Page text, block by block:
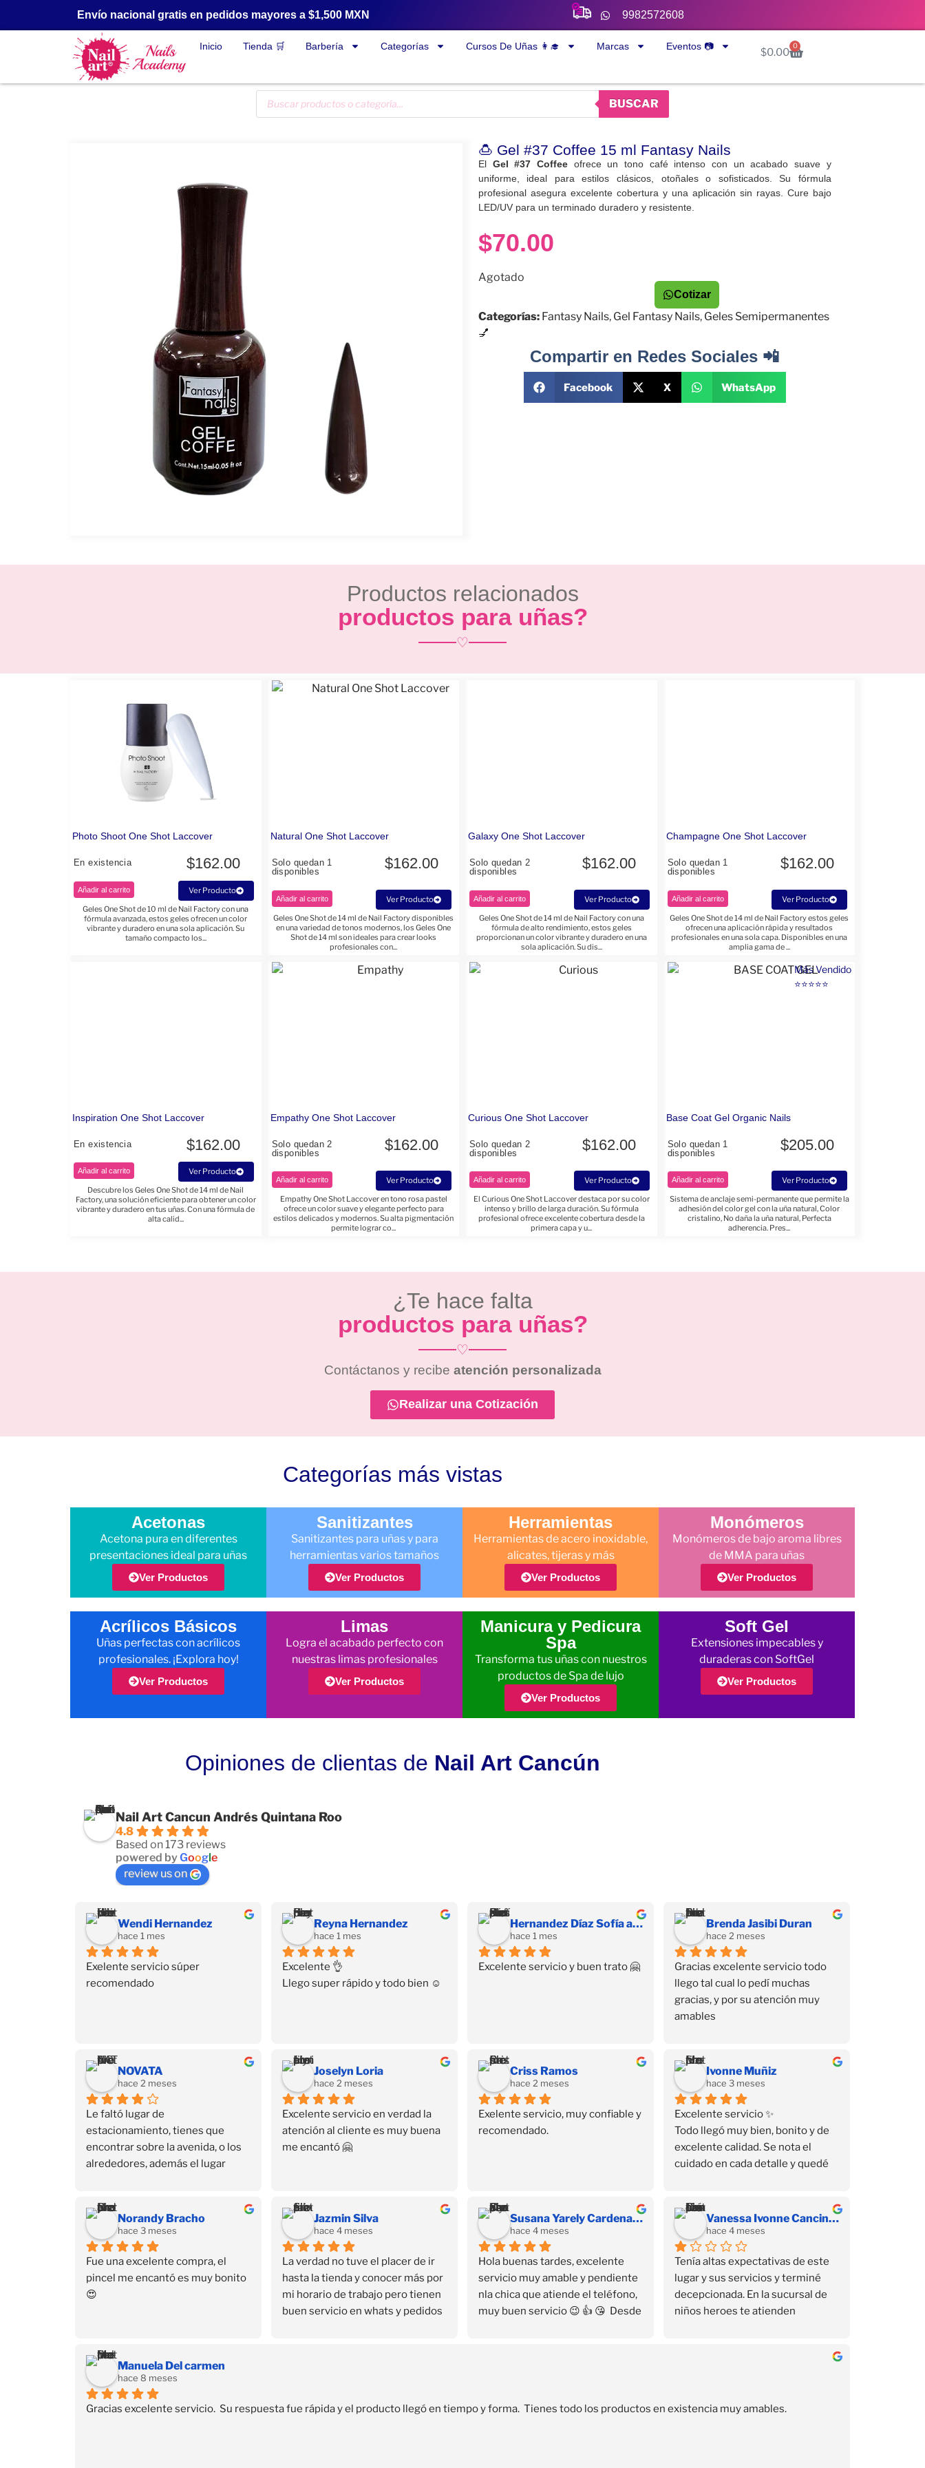
Envío nacional gratis en pedidos mayores a $1,500 MXN 9982572608
Inicio Tienda 🛒 Barbería Categorías Cursos De Uñas 👩‍🎓 Marcas Eventos 📷 $0.00
0
BUSCAR
🍮 Gel #37 Coffee 15 ml Fantasy Nails
El Gel #37 Coffeeofrece un tono café intenso con un acabado suave y
uniforme, ideal para estilos clásicos, otoñales o sofisticados. Su fórmula
profesional asegura excelente cobertura y una aplicación sin rayas. Cure bajo
LED/UV para un terminado duradero y resistente.
$70.00
Agotado
Cotizar
Categorías: Fantasy Nails, Gel Fantasy Nails, Geles Semipermanentes
💅
Compartir en Redes Sociales 📲
Facebook X WhatsApp
Productos relacionados
productos para uñas?
♡
Photo Shoot One Shot Laccover
En existencia $162.00
Añadir al carrito
Ver Producto
Geles One Shot de 10 ml de Nail Factory con una
fórmula avanzada, estos geles ofrecen un color
vibrante y duradero en una sola aplicación. Su
tamaño compacto los...
Natural One Shot Laccover
Solo quedan 1
disponibles
$162.00
Añadir al carrito
Ver Producto
Geles One Shot de 14 ml de Nail Factory disponibles
en una variedad de tonos modernos, los Geles One
Shot de 14 ml son ideales para crear looks
profesionales con...
Galaxy One Shot Laccover
Solo quedan 2
disponibles
$162.00
Añadir al carrito
Ver Producto
Geles One Shot de 14 ml de Nail Factory con una
fórmula de alto rendimiento, estos geles
proporcionan un color vibrante y duradero en una
sola aplicación. Su dis...
Champagne One Shot Laccover
Solo quedan 1
disponibles
$162.00
Añadir al carrito
Ver Producto
Geles One Shot de 14 ml de Nail Factory estos geles
ofrecen una aplicación rápida y resultados
profesionales en una sola capa. Disponibles en una
amplia gama de ...
Inspiration One Shot Laccover
En existencia $162.00
Añadir al carrito
Ver Producto
Descubre los Geles One Shot de 14 ml de Nail
Factory, una solución eficiente para obtener un color
vibrante y duradero en tus uñas. Con una fórmula de
alta calid...
Empathy One Shot Laccover
Solo quedan 2
disponibles
$162.00
Añadir al carrito
Ver Producto
Empathy One Shot Laccover en tono rosa pastel
ofrece un color suave y elegante perfecto para
estilos delicados y modernos. Su alta pigmentación
permite lograr co...
Curious One Shot Laccover
Solo quedan 2
disponibles
$162.00
Añadir al carrito
Ver Producto
El Curious One Shot Laccover destaca por su color
intenso y brillo de larga duración. Su fórmula
profesional ofrece excelente cobertura desde la
primera capa y u...
Más Vendido
⭐⭐⭐⭐⭐
Base Coat Gel Organic Nails
Solo quedan 1
disponibles
$205.00
Añadir al carrito
Ver Producto
Sistema de anclaje semi-permanente que permite la
adhesión del color gel con la uña natural, Color
cristalino, No daña la uña natural, Perfecta
adherencia. Pres...
¿Te hace falta
productos para uñas?
♡
Contáctanos y recibe atención personalizada
Realizar una Cotización
Categorías más vistas
Acetonas
Acetona pura en diferentes
presentaciones ideal para uñas
Ver Productos
Sanitizantes
Sanitizantes para uñas y para
herramientas varios tamaños
Ver Productos
Herramientas
Herramientas de acero inoxidable,
alicates, tijeras y más
Ver Productos
Monómeros
Monómeros de bajo aroma libres
de MMA para uñas
Ver Productos
Acrílicos Básicos
Uñas perfectas con acrílicos
profesionales. ¡Explora hoy!
Ver Productos
Limas
Logra el acabado perfecto con
nuestras limas profesionales
Ver Productos
Manicura y Pedicura
Spa
Transforma tus uñas con nuestros
productos de Spa de lujo
Ver Productos
Soft Gel
Extensiones impecables y
duraderas con SoftGel
Ver Productos
Opiniones de clientas de Nail Art Cancún
Nail Art Cancun Andrés Quintana Roo
4.8
Based on 173 reviews
powered byGoogle
review us on
Wendi Hernandez
hace 1 mes
Exelente servicio súper
recomendado
Reyna Hernandez
hace 1 mes
Excelente 👌
Llego super rápido y todo bien ☺️
Hernandez Díaz Sofía alessandra
hace 1 mes
Excelente servicio y buen trato 🤗
Brenda Jasibi Duran
hace 2 meses
Gracias excelente servicio todo
llego tal cual lo pedí muchas
gracias, y por su atención muy
amables
NOVATA
hace 2 meses
Le faltó lugar de
estacionamiento, tienes que
encontrar sobre la avenida, o los
alrededores, además el lugar
lado, tienen de todo en productos
para uñas y sus cursos también
son buenos.
Joselyn Loria
hace 2 meses
Excelente servicio en verdad la
atención al cliente es muy buena
me encantó 🤗
Criss Ramos
hace 2 meses
Exelente servicio, muy confiable y
recomendado.
Ivonne Muñiz
hace 3 meses
Excelente servicio ✨
Todo llegó muy bien, bonito y de
excelente calidad. Se nota el
cuidado en cada detalle y quedé
Norandy Bracho
hace 3 meses
Fue una excelente compra, el
pincel me encantó es muy bonito
😍
Jazmin Silva
hace 4 meses
La verdad no tuve el placer de ir
hasta la tienda y conocer más por
mi horario de trabajo pero tienen
buen servicio en whats y pedidos
Susana Yarely Cardenas Sanchez
hace 4 meses
Hola buenas tardes, excelente
servicio muy amable y pendiente
nla chica que atiende el teléfono,
muy buen servicio 😉 👍 😘  Desde
Vanessa Ivonne Cancino Juárez
hace 4 meses
Tenía altas expectativas de este
lugar y sus servicios y terminé
decepcionada. En la sucursal de
niños heroes te atienden
asistir un día y me ofrecieron
Manuela Del carmen
hace 8 meses
Gracias excelente servicio.  Su respuesta fue rápida y el producto llegó en tiempo y forma.  Tienes todo los productos en existencia muy amables.